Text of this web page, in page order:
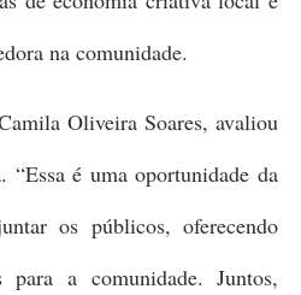
na comunidade.
Oliveira Soares, avaliou
“Essa é uma oportunidade da
os públicos, oferecendo
para a comunidade. Juntos,